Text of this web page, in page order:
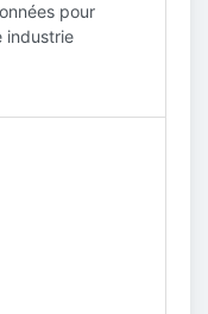
pour
industrie